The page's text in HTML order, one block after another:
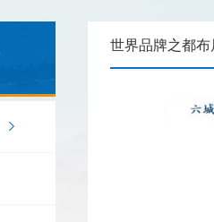
世界品牌之都布